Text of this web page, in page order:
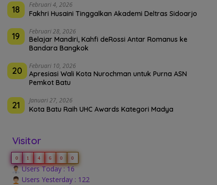
18 Februari 4, 2026
Fakhri Husaini Tinggalkan Akademi Deltras Sidoarjo
19 Februari 28, 2026
Belajar Mandiri, Kahfi deRossi Antar Romanus ke
Bandara Bangkok
20 Februari 10, 2026
Apresiasi Wali Kota Nurochman untuk Purna ASN
Pemkot Batu
21 Januari 27, 2026
Kota Batu Raih UHC Awards Kategori Madya
Visitor
0 1 4 6 0 0
Users Today : 16
Users Yesterday : 122